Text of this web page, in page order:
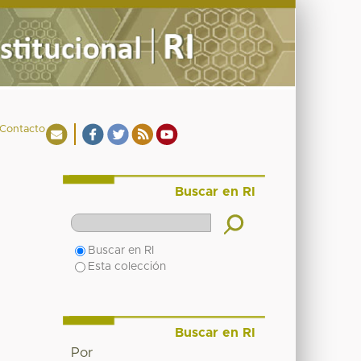
Buscar en RI
Buscar en RI
Esta colección
Buscar en RI
Por